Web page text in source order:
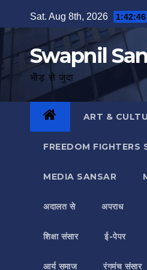
to
Sat. Aug 8th, 2026 1:42:47
Swapnil
भीड़ से जुदा
ART &
FREEDOM FIGHTERS
MEDIA SANSAR
अदालत से अपराध
शिक्षा संसार ई-पेपर
आर्य समाज रंगमंच संसार